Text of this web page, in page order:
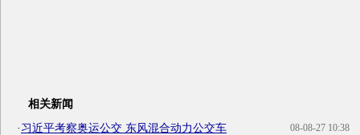
相关新闻
08-08-27 10:38
·习近平考察奥运公交 东风混合动力公交车